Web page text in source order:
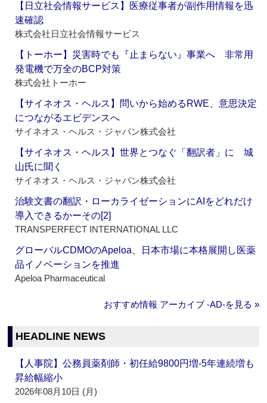
【日立社会情報サービス】医療従事者が副作用情報を迅
速確認
株式会社日立社会情報サービス
【トーホー】災害時でも『止まらない』事業へ 非常用
発電機で万全のBCP対策
株式会社トーホー
【サイネオス・ヘルス】問いから始めるRWE、意思決定
につながるエビデンスへ
サイネオス・ヘルス・ジャパン株式会社
【サイネオス・ヘルス】世界とつなぐ「翻訳者」に 城
山氏に聞く
サイネオス・ヘルス・ジャパン株式会社
治験文書の翻訳・ローカライゼーションにAIをどれだけ
導入できるかーその[2]
TRANSPERFECT INTERNATIONAL LLC
グローバルCDMOのApeloa、日本市場に本格展開し医薬
品イノベーションを推進
Apeloa Pharmaceutical
おすすめ情報 アーカイブ ‐AD‐を見る »
HEADLINE NEWS
【人事院】公務員薬剤師・初任給9800円増‐5年連続増も
昇給幅縮小
2026年08月10日 (月)